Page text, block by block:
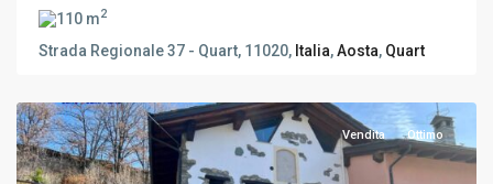
110 m2
Strada Regionale 37 - Quart, 11020, Italia,Aosta, Quart
Saint-
Denis,
Vendita Ottimo